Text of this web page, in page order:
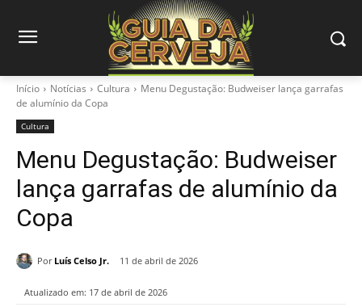
Início Notícias Cultura
Menu Degustação: Budweiser lança garrafas
de alumínio da Copa
Cultura
Menu Degustação: Budweiser
lança garrafas de alumínio da
Copa
Por Luís Celso Jr. 11 de abril de 2026
Atualizado em: 17 de abril de 2026